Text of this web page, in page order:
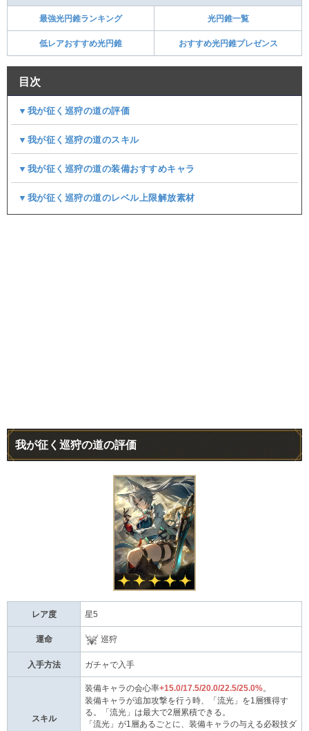
最強光円錐ランキング 光円錐一覧
低レアおすすめ光円錐 おすすめ光円錐プレゼンス
目次
▼我が征く巡狩の道の評価
▼我が征く巡狩の道のスキル
▼我が征く巡狩の道の装備おすすめキャラ
▼我が征く巡狩の道のレベル上限解放素材
我が征く巡狩の道の評価
レア度 星5
運命 巡狩
入手方法 ガチャで入手
スキル
装備キャラの会心率+15.0/17.5/20.0/22.5/25.0%。
装備キャラが追加攻撃を行う時、「流光」を1層獲得す
る。「流光」は最大で2層累積できる。
「流光」が1層あるごとに、装備キャラの与える必殺技ダ